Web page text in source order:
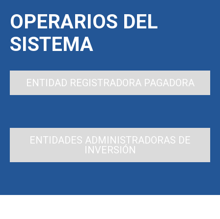
OPERARIOS DEL
SISTEMA
ENTIDAD REGISTRADORA PAGADORA
ENTIDADES ADMINISTRADORAS DE
INVERSIÓN